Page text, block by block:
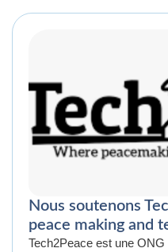
Nous soutenons
peace making and
Tech2Peace est une